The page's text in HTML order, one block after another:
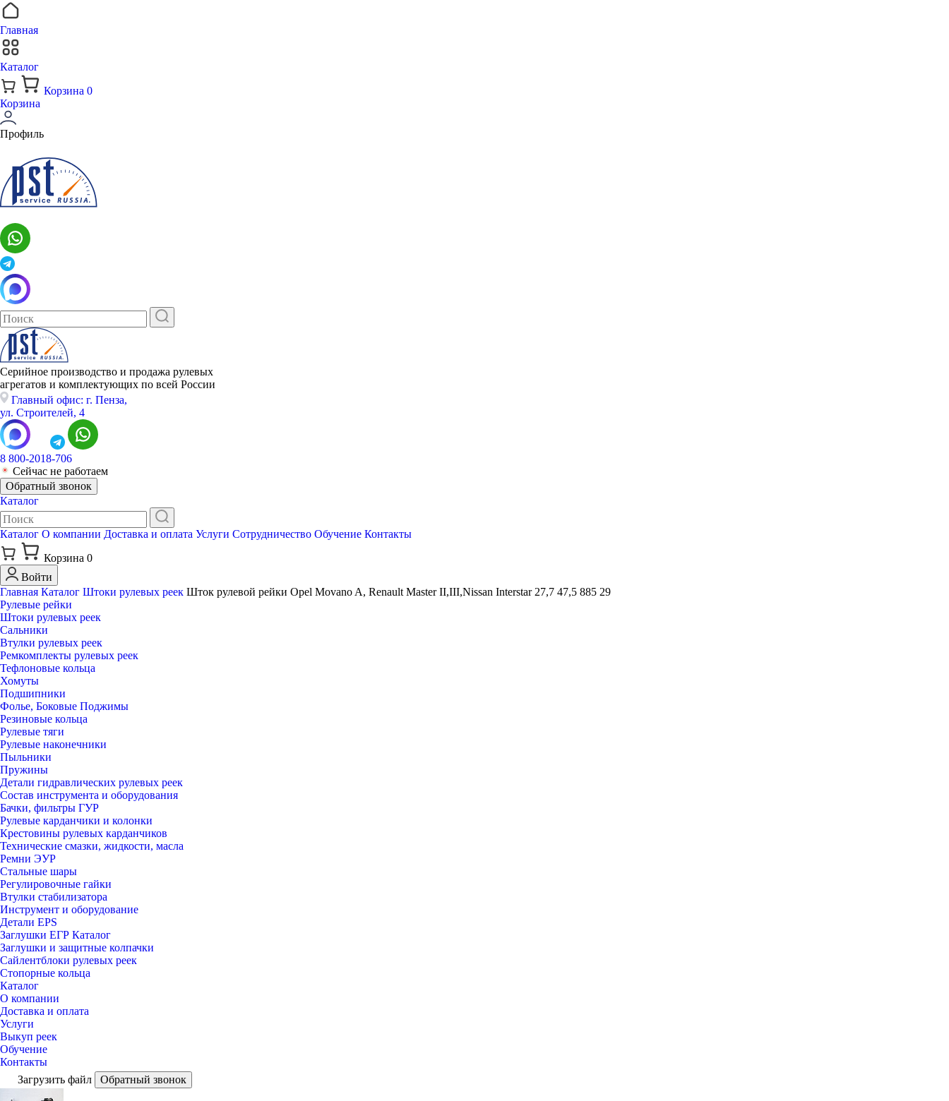
Главная
Каталог
Корзина 0
Корзина
Профиль
Серийное производство и продажа рулевых
агрегатов и комплектующих по всей России
Главный офис: г. Пенза,
ул. Строителей, 4
8 800-2018-706
Сейчас не работаем
Обратный звонок
Каталог
Каталог О компании Доставка и оплата Услуги Сотрудничество Обучение Контакты
Корзина 0
Войти
Главная Каталог Штоки рулевых реек Шток рулевой рейки Opel Movano A, Renault Master II,III,Nissan Interstar 27,7 47,5 885 29
Рулевые рейки
Штоки рулевых реек
Сальники
Втулки рулевых реек
Ремкомплекты рулевых реек
Тефлоновые кольца
Хомуты
Подшипники
Фолье, Боковые Поджимы
Резиновые кольца
Рулевые тяги
Рулевые наконечники
Пыльники
Пружины
Детали гидравлических рулевых реек
Состав инструмента и оборудования
Бачки, фильтры ГУР
Рулевые карданчики и колонки
Крестовины рулевых карданчиков
Технические смазки, жидкости, масла
Ремни ЭУР
Стальные шары
Регулировочные гайки
Втулки стабилизатора
Инструмент и оборудование
Детали EPS
Заглушки ЕГР Каталог
Заглушки и защитные колпачки
Сайлентблоки рулевых реек
Стопорные кольца
Каталог
О компании
Доставка и оплата
Услуги
Выкуп реек
Обучение
Контакты
Загрузить файл
Обратный звонок